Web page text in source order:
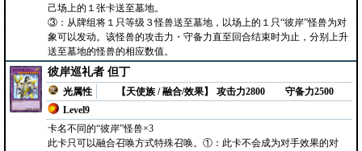
己场上的１张卡送至墓地。
③：从牌组将１只等级３怪兽送至墓地，以场上的１只“彼岸”怪兽为对
象可以发动。该怪兽的攻击力・守备力直至回合结束时为止，分别上升
送至墓地的怪兽的相应数值。
彼岸巡礼者 但丁
光属性
【天使族 / 融合/效果】
Level9
攻击力2800 守备力2500
卡名不同的“彼岸”怪兽×3
此卡只可以融合召唤方式特殊召唤。①：此卡不会成为对手效果的对